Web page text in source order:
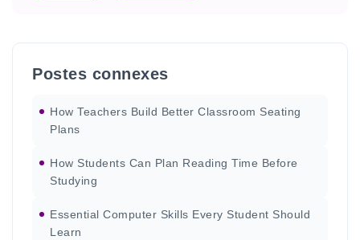
Postes connexes
How Teachers Build Better Classroom Seating
Plans
How Students Can Plan Reading Time Before
Studying
Essential Computer Skills Every Student Should
Learn